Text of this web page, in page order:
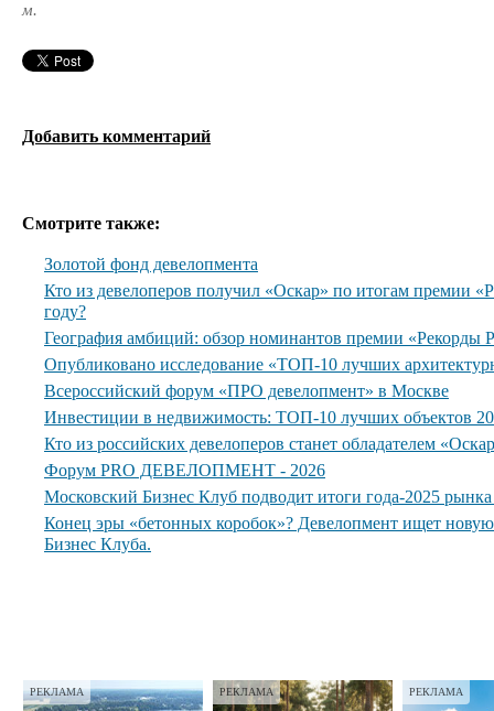
м.
Добавить комментарий
Смотрите также:
Золотой фонд девелопмента
Кто из девелоперов получил «Оскар» по итогам премии
году?
География амбиций: обзор номинантов премии
Опубликовано исследование «ТОП-10 лучших
Всероссийский форум «ПРО девелопмент» в Москве
Инвестиции в недвижимость: ТОП-10 лучших объектов
Кто из российских девелоперов станет обладателем
Форум PRO ДЕВЕЛОПМЕНТ - 2026
Московский Бизнес Клуб подводит итоги года-2025
Конец эры «бетонных коробок»? Девелопмент ищет
Бизнес Клуба.
РЕКЛАМА РЕКЛАМА РЕКЛАМА